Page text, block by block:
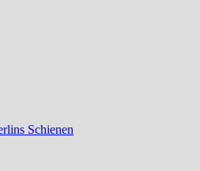
Schienen